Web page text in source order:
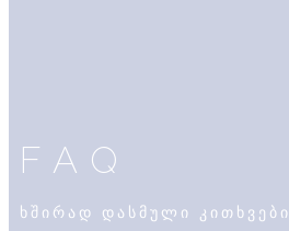
FAQ
ხშირად დასმული კითხვები